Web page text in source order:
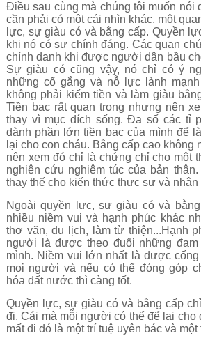
Điều sau cùng mà chúng tôi muốn nói
cần phải có một cái nhìn khác, một
lực, sự giàu có và bằng cấp. Quyền
khi nó có sự chính đáng. Các quan
chính danh khi được người dân bầu
Sự giàu có cũng vậy, nó chỉ có ý
những cố gắng và nỗ lực lành
không phải kiếm tiền và làm giàu
Tiền bạc rất quan trọng nhưng nên
thay vì mục đích sống. Đa số các tỉ
dành phần lớn tiền bạc của mình để
lại cho con cháu. Bằng cấp cao
nên xem đó chỉ là chứng chỉ cho một
nghiên cứu nghiêm túc của bản
thay thế cho kiến thức thực sự và
Ngoài quyền lực, sự giàu có và
nhiều niềm vui và hạnh phúc khác
thơ văn, du lịch, làm từ thiện...Hạnh
người là được theo đuổi những
mình. Niềm vui lớn nhất là được
mọi người và nếu có thể đóng góp
hóa đất nước thì càng tốt.
Quyền lực, sự giàu có và bằng cấp
đi. Cái mà mỗi người có thể để lại cho
mất đi đó là một trí tuệ uyên bác và một